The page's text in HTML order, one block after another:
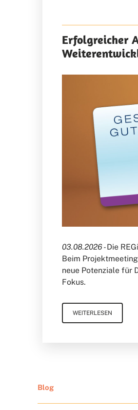
Erfolgreicher
03.08.2026 -Die
Beim
neue Potenziale für
Fokus.
WEITERLESEN
Blog